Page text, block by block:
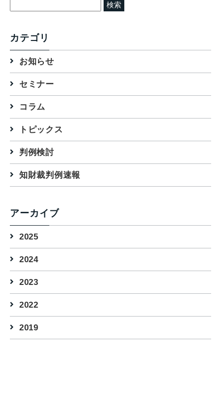
索:
カテゴリ
お知らせ
セミナー
コラム
トピックス
判例検討
知財裁判例速報
アーカイブ
2025
2024
2023
2022
2019